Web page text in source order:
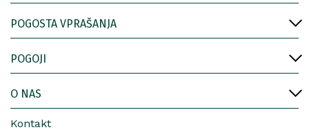
POGOSTA VPRAŠANJA
POGOJI
O NAS
Kontakt